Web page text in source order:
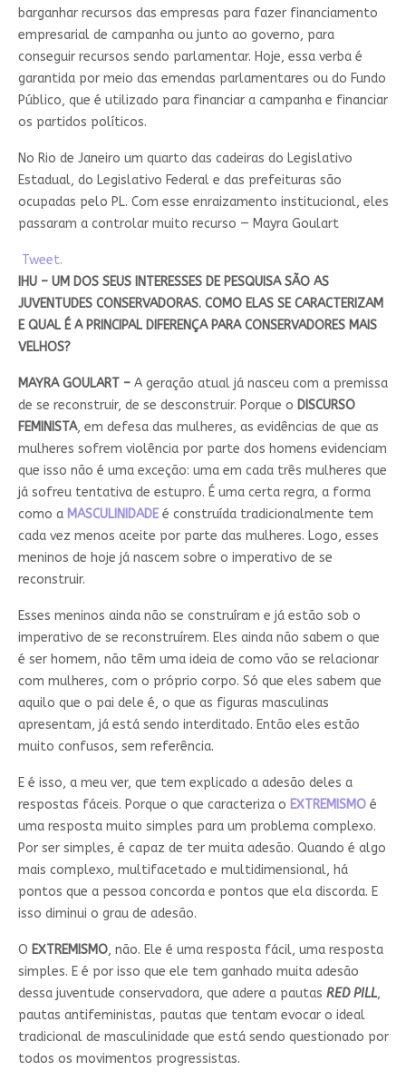
barganhar recursos das empresas para fazer financiamento
empresarial de campanha ou junto ao governo, para
conseguir recursos sendo parlamentar. Hoje, essa verba é
garantida por meio das emendas parlamentares ou do Fundo
Público, que é utilizado para financiar a campanha e financiar
os partidos políticos.
No Rio de Janeiro um quarto das cadeiras do Legislativo
Estadual, do Legislativo Federal e das prefeituras são
ocupadas pelo PL. Com esse enraizamento institucional, eles
passaram a controlar muito recurso — Mayra Goulart
Tweet.
IHU – UM DOS SEUS INTERESSES DE PESQUISA SÃO AS
JUVENTUDES CONSERVADORAS. COMO ELAS SE CARACTERIZAM
E QUAL É A PRINCIPAL DIFERENÇA PARA CONSERVADORES MAIS
VELHOS?
MAYRA GOULART –A geração atual já nasceu com a premissa
de se reconstruir, de se desconstruir. Porque o DISCURSO
FEMINISTA, em defesa das mulheres, as evidências de que as
mulheres sofrem violência por parte dos homens evidenciam
que isso não é uma exceção: uma em cada três mulheres que
já sofreu tentativa de estupro. É uma certa regra, a forma
como a MASCULINIDADEé construída tradicionalmente tem
cada vez menos aceite por parte das mulheres. Logo, esses
meninos de hoje já nascem sobre o imperativo de se
reconstruir.
Esses meninos ainda não se construíram e já estão sob o
imperativo de se reconstruírem. Eles ainda não sabem o que
é ser homem, não têm uma ideia de como vão se relacionar
com mulheres, com o próprio corpo. Só que eles sabem que
aquilo que o pai dele é, o que as figuras masculinas
apresentam, já está sendo interditado. Então eles estão
muito confusos, sem referência.
E é isso, a meu ver, que tem explicado a adesão deles a
respostas fáceis. Porque o que caracteriza o EXTREMISMOé
uma resposta muito simples para um problema complexo.
Por ser simples, é capaz de ter muita adesão. Quando é algo
mais complexo, multifacetado e multidimensional, há
pontos que a pessoa concorda e pontos que ela discorda. E
isso diminui o grau de adesão.
O EXTREMISMO, não. Ele é uma resposta fácil, uma resposta
simples. E é por isso que ele tem ganhado muita adesão
dessa juventude conservadora, que adere a pautas RED PILL,
pautas antifeministas, pautas que tentam evocar o ideal
tradicional de masculinidade que está sendo questionado por
todos os movimentos progressistas.